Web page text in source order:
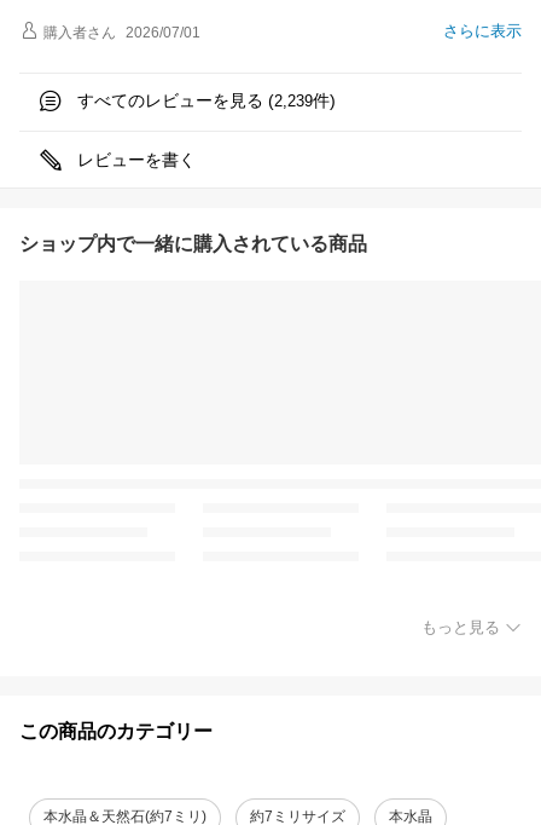
さらに表示
購入者さん 2026/07/01
すべてのレビューを見る (2,239件)
レビューを書く
ショップ内で一緒に購入されている商品
もっと見る
この商品のカテゴリー
本水晶＆天然石(約7ミリ) 約7ミリサイズ 本水晶